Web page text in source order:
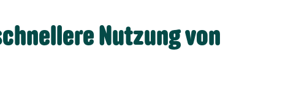
Nutzung von